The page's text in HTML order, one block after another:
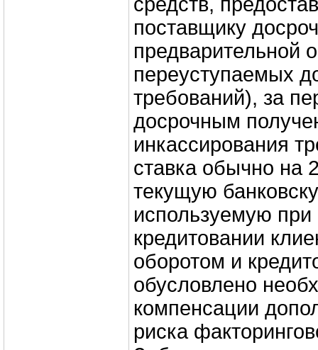
поставщику
предварительной
переуступаемых
требований), за
досрочным
инкассирования
ставка обычно на
текущую
используемую при
кредитовании
оборотом и
обусловлено
компенсации
риска